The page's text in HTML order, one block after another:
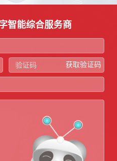
智能综合服务商
获取验证码